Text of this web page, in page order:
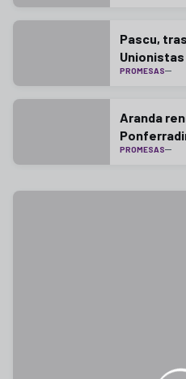
Pascu,
Unionistas
PROMESAS
Aranda
PROMESAS